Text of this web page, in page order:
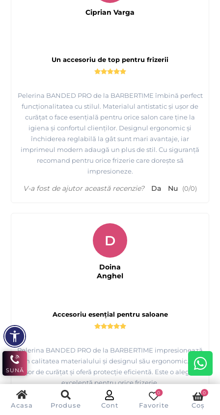
Acasa Produse Cont Favorite
0
Coș
0
Un accesoriu de top pentru frizerii
Pelerina BANDED PRO de la BARBERTIME îmbină perfect
funcționalitatea cu stilul. Materialul antistatic și ușor de
curățat o face esențială pentru orice salon care ține la
igiena și confortul clienților. Designul ergonomic și
închiderea reglabilă la gât sunt mari avantaje, iar
imprimeul modern adaugă un plus de stil. Cu siguranță
recomand pentru orice frizerie care dorește să
impresioneze.
Ciprian Varga
V-a fost de ajutor această recenzie? Da Nu (0/0)
Accesoriu esențial pentru saloane
Pelerina BANDED PRO de la BARBERTIME impresionează
prin calitatea materialului și designul său ergonomic. Este
ușor de curățat și oferă protecție eficientă. Este o alegere
excelentă pentru orice frizerie.
D
Doina
Anghel
V-a fost de ajutor această recenzie? Da 0)
SUNĂ